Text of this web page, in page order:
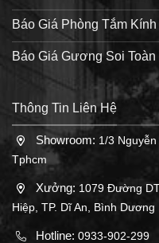
Báo Giá Phòng Tắm Kính
Báo Giá Gương Soi Toàn
Thông Tin Liên Hệ
Showroom: 1/3
Tphcm
Xưởng: 1079 Đường
Hiệp, TP. Dĩ An, Bình Dương
Hotline: 0933-902-299